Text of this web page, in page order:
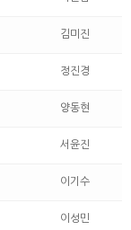
김미진
정진경
양동현
서윤진
이기수
이성민